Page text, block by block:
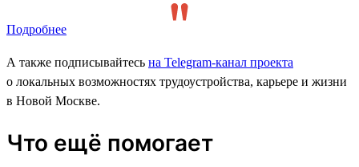
Подробнее
А также подписывайтесь на Telegram-канал проекта
о локальных возможностях трудоустройства, карьере и жизни
в Новой Москве.
Что ещё помогает